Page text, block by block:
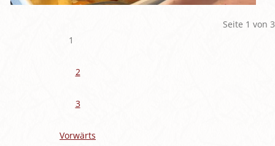
Seite 1 von 3
1
2
3
Vorwärts